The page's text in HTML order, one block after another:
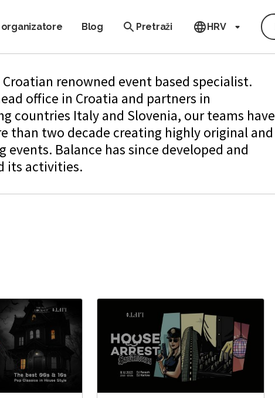
organizatore Blog Pretraži HRV
Croatian renowned event based specialist.
office in Croatia and partners in
countries Italy and Slovenia, our teams have
than two decade creating highly original and
events. Balance has since developed and
its activities.